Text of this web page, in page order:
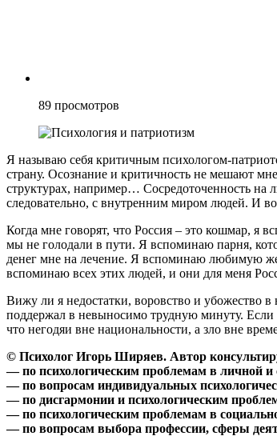
89 просмотров
Я называю себя критичным психологом-
страну. Осознание и критичность не мешают
структурах, например… Сосредоточенность на
следовательно, с внутренним миром людей. И
Когда мне говорят, что Россия – это кошмар, я
мы не голодали в пути. Я вспоминаю парня,
денег мне на лечение. Я вспоминаю любимую
вспоминаю всех этих людей, и они для меня
Вижу ли я недостатки, воровство и убожество
поддержал в невыносимо трудную минуту. Если
что негодяи вне национальности, а зло вне
© Психолог Игорь Ширяев. Автор
— по психологическим проблемам в личной и
— по вопросам индивидуальных
— по дисгармонии и психологическим
— по психологическим проблемам в
— по вопросам выбора профессии, сферы